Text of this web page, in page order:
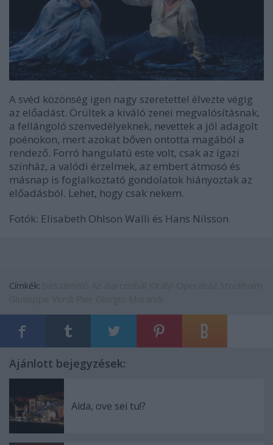
A svéd közönség igen nagy szeretettel élvezte végig
az előadást. Örültek a kiváló zenei megvalósításnak,
a fellángoló szenvedélyeknek, nevettek a jól adagolt
poénokon, mert azokat bőven ontotta magából a
rendező. Forró hangulatú este volt, csak az igazi
színház, a valódi érzelmek, az embert átmosó és
másnap is foglalkoztató gondolatok hiányoztak az
előadásból. Lehet, hogy csak nekem.
Fotók: Elisabeth Ohlson Walli és Hans Nilsson
Címkék:
Ajánlott bejegyzések:
Aida, ove sei tu!?